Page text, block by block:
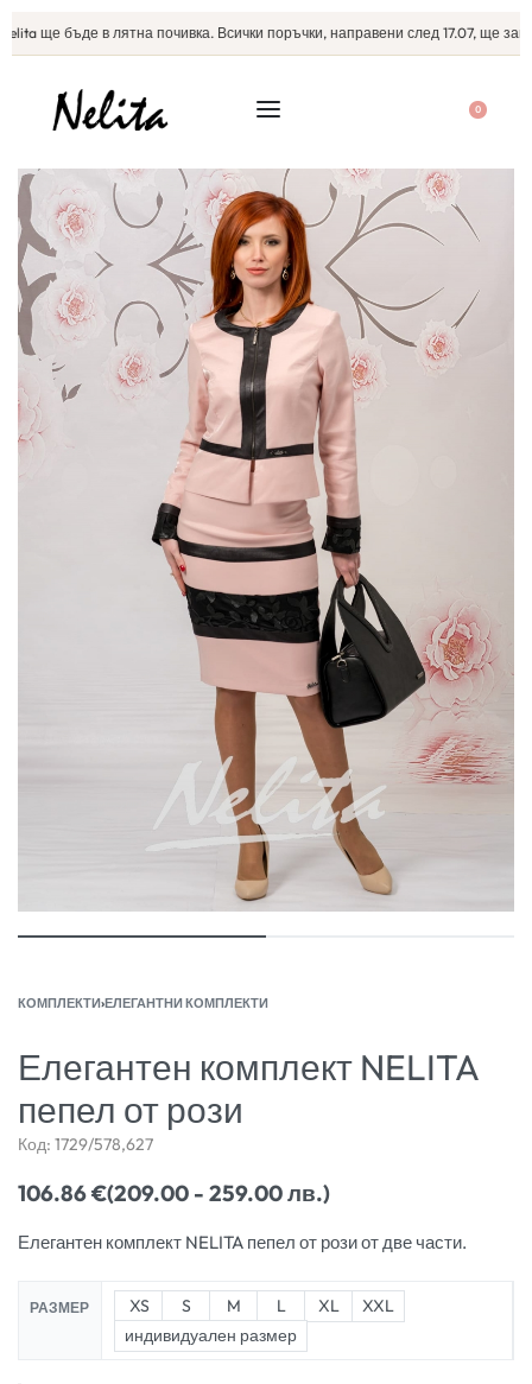
ще бъде в лятна почивка. Всички поръчки, направени след 17.07, ще
0
КОМПЛЕКТИ›ЕЛЕГАНТНИ КОМПЛЕКТИ
Елегантен комплект NELITA
пепел от рози
Код: 1729/578,627
106.86€(209.00 - 259.00 лв.)
Елегантен комплект NELITA пепел от рози от две части.
РАЗМЕР XS S M L XL
XXL
индивидуален размер